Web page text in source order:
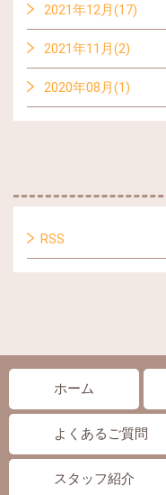
2021年12月(17)
2021年11月(2)
2020年08月(1)
RSS
ホーム
よくあるご質問
スタッフ紹介